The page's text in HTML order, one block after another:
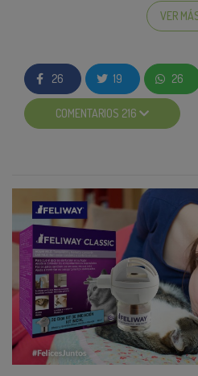
tampoco están siendo
parezca que no,
se muerde la patita y se
hasta hacerse herida.
recomendaron utilizar
calmarlo y ayudar a que
#FeliwayClassic
VER
26 19 26
COMENTARIOS 216